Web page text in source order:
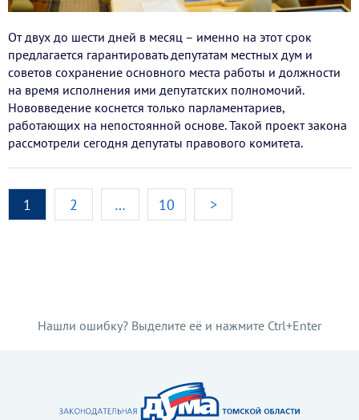
От двух до шести дней в месяц – именно на этот срок
предлагается гарантировать депутатам местных дум и
советов сохранение основного места работы и должности
на время исполнения ими депутатских полномочий.
Нововведение коснется только парламентариев,
работающих на непостоянной основе. Такой проект закона
рассмотрели сегодня депутаты правового комитета.
1 2 … 10 >
Нашли ошибку? Выделите её и нажмите Ctrl+Enter